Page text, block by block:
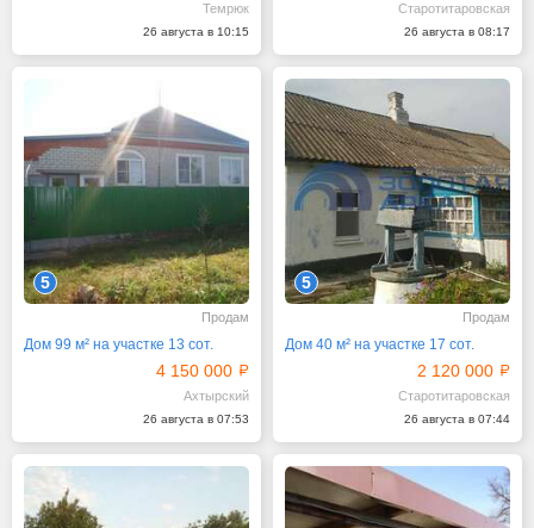
Темрюк
26 августа в 10:15
Старотитаровская
26 августа в 08:17
5
Продам
Дом 99 м² на участке 13 сот.
4 150 000
Ахтырский
26 августа в 07:53
5
Продам
Дом 40 м² на участке 17 сот.
2 120 000
Старотитаровская
26 августа в 07:44